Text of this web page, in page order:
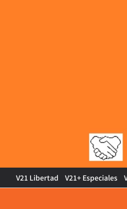
V21 Libertad V21+ Especiales